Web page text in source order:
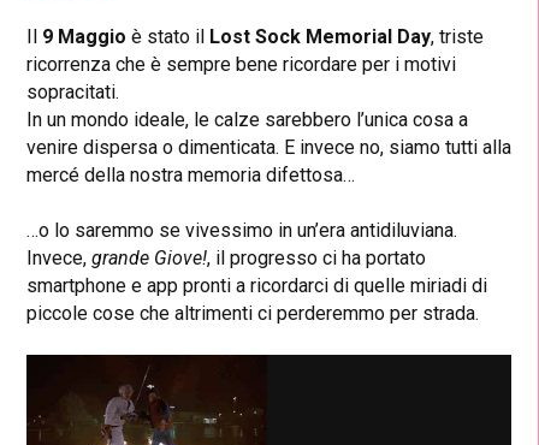
Il 9 Maggio è stato il Lost Sock Memorial Day, triste
ricorrenza che è sempre bene ricordare per i motivi
sopracitati.
In un mondo ideale, le calze sarebbero l’unica cosa a
venire dispersa o dimenticata. E invece no, siamo tutti alla
mercé della nostra memoria difettosa…
…o lo saremmo se vivessimo in un’era antidiluviana.
Invece,grande Giove!, il progresso ci ha portato
smartphone e app pronti a ricordarci di quelle miriadi di
piccole cose che altrimenti ci perderemmo per strada.